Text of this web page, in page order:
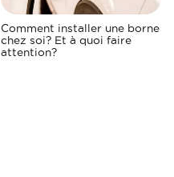
Comment installer une borne
chez soi? Et à quoi faire
attention?